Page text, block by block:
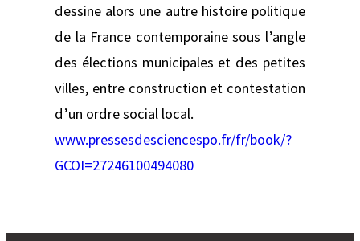
dessine alors une autre histoire politique
de la France contemporaine sous l’angle
des élections municipales et des petites
villes, entre construction et contestation
d’un ordre social local.
www.pressesdesciencespo.fr/fr/book/?
GCOI=27246100494080